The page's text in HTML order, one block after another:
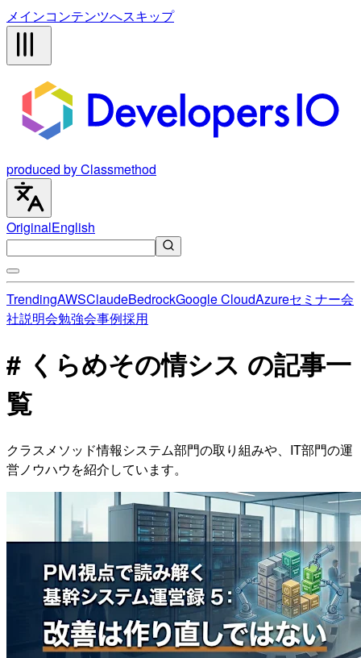
メインコンテンツへスキップ
produced by Classmethod
OriginalEnglish
TrendingAWSClaudeBedrockGoogle CloudAzureセミナー会
社説明会勉強会事例採用
# くらめその情シス の記事一
覧
クラスメソッド情報システム部門の取り組みや、IT部門の運
営ノウハウを紹介しています。